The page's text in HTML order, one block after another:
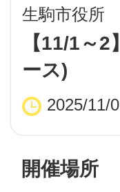
生駒市役所
【11/1～
ース)
2025/11/
開催場所